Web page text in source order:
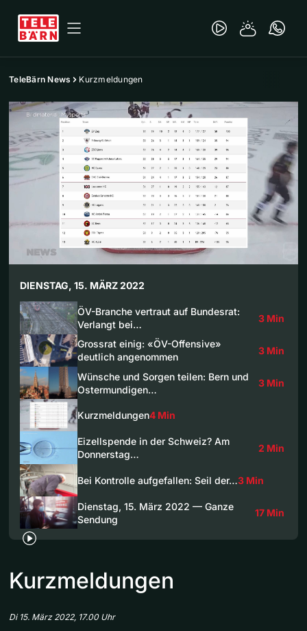
TeleBärn News Kurzmeldungen
DIENSTAG, 15. MÄRZ 2022
ÖV-Branche vertraut auf Bundesrat:
Verlangt bei…
3 Min
Grossrat einig: «ÖV-Offensive»
deutlich angenommen
3 Min
Wünsche und Sorgen teilen: Bern und
Ostermundigen…
3 Min
Kurzmeldungen4 Min
Eizellspende in der Schweiz? Am
Donnerstag…
2 Min
Bei Kontrolle aufgefallen: Seil der…3 Min
Dienstag, 15. März 2022 — Ganze
Sendung
17 Min
Kurzmeldungen
Di 15. März 2022, 17.00 Uhr